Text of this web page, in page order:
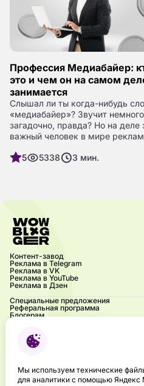
Профессия Медиабайер:
это и чем он на самом
занимается
Слышал ли ты когда-нибудь
«медиабайер»? Звучит немного
загадочно, правда? Но на деле
важный человек в мире
который помогает брендам
наибольшую пользу. Давай
медиабайер, чем он занимается
почему его работа так важна.
5 5338 3 мин.
Контент-завод
Реклама в Telegram
Реклама в VK
Реклама в YouTube
Реклама в Дзен
Специальные предложения
Реферальная программа
Блогерам
Частые вопросы
Контакты
Мероприятия
Подкаст «Ух ты! Это influence?»
Мы используем технические
для аналитики с помощью